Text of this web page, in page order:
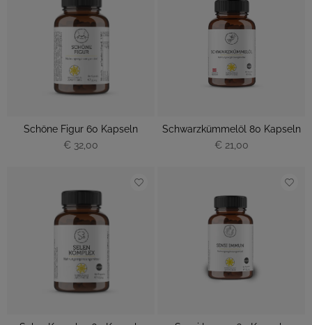
Schöne Figur 60 Kapseln
€ 32,00
Schwarzkümmelöl 80 Kapseln
€ 21,00